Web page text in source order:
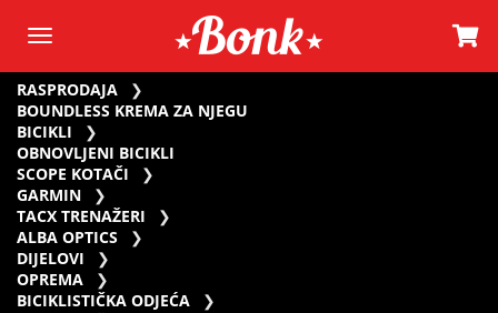
RASPRODAJA
BOUNDLESS KREMA ZA NJEGU
BICIKLI
OBNOVLJENI BICIKLI
SCOPE KOTAČI
GARMIN
TACX TRENAŽERI
ALBA OPTICS
DIJELOVI
OPREMA
BICIKLISTIČKA ODJEĆA